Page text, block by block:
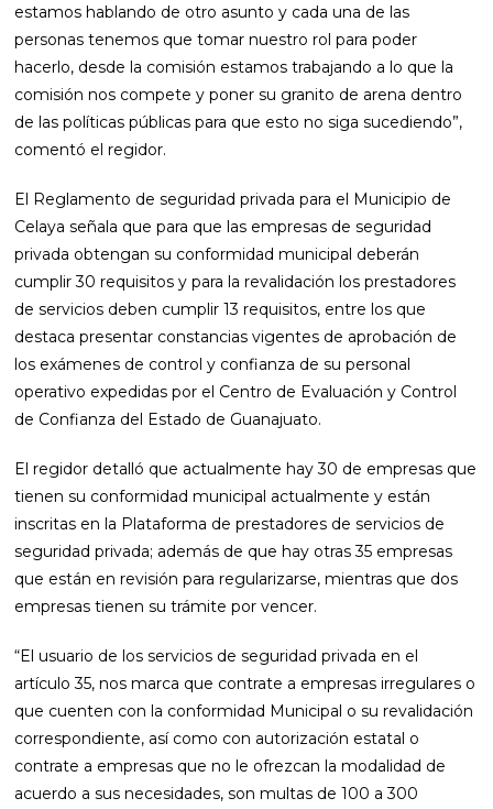
estamos hablando de otro asunto y cada una de las
personas tenemos que tomar nuestro rol para poder
hacerlo, desde la comisión estamos trabajando a lo que la
comisión nos compete y poner su granito de arena dentro
de las políticas públicas para que esto no siga sucediendo”,
comentó el regidor.
El Reglamento de seguridad privada para el Municipio de
Celaya señala que para que las empresas de seguridad
privada obtengan su conformidad municipal deberán
cumplir 30 requisitos y para la revalidación los prestadores
de servicios deben cumplir 13 requisitos, entre los que
destaca presentar constancias vigentes de aprobación de
los exámenes de control y confianza de su personal
operativo expedidas por el Centro de Evaluación y Control
de Confianza del Estado de Guanajuato.
El regidor detalló que actualmente hay 30 de empresas que
tienen su conformidad municipal actualmente y están
inscritas en la Plataforma de prestadores de servicios de
seguridad privada; además de que hay otras 35 empresas
que están en revisión para regularizarse, mientras que dos
empresas tienen su trámite por vencer.
“El usuario de los servicios de seguridad privada en el
artículo 35, nos marca que contrate a empresas irregulares o
que cuenten con la conformidad Municipal o su revalidación
correspondiente, así como con autorización estatal o
contrate a empresas que no le ofrezcan la modalidad de
acuerdo a sus necesidades, son multas de 100 a 300